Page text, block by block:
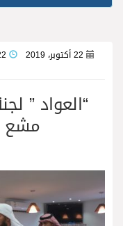
22 أكتوبر، 2019
“العواد ”
مشع